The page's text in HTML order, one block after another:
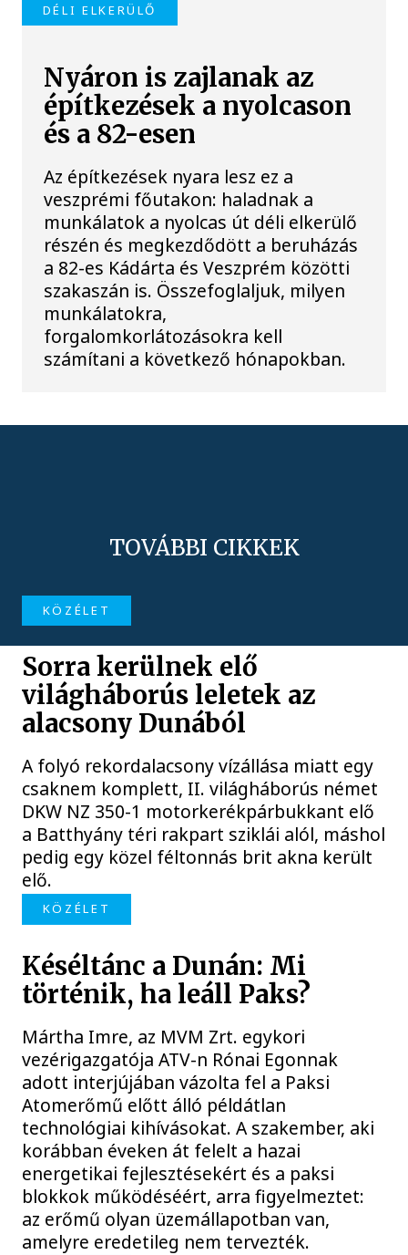
DÉLI ELKERÜLŐ
Nyáron is zajlanak az
építkezések a nyolcason
és a 82-esen
Az építkezések nyara lesz ez a
veszprémi főutakon: haladnak a
munkálatok a nyolcas út déli elkerülő
részén és megkezdődött a beruházás
a 82-es Kádárta és Veszprém közötti
szakaszán is. Összefoglaljuk, milyen
munkálatokra,
forgalomkorlátozásokra kell
számítani a következő hónapokban.
TOVÁBBI CIKKEK
KÖZÉLET
Sorra kerülnek elő
világháborús leletek az
alacsony Dunából
A folyó rekordalacsony vízállása miatt egy
csaknem komplett, II. világháborús német
DKW NZ 350-1 motorkerékpárbukkant elő
a Batthyány téri rakpart sziklái alól, máshol
pedig egy közel féltonnás brit akna került
elő.
KÖZÉLET
Késéltánc a Dunán: Mi
történik, ha leáll Paks?
Mártha Imre, az MVM Zrt. egykori
vezérigazgatója ATV-n Rónai Egonnak
adott interjújában vázolta fel a Paksi
Atomerőmű előtt álló példátlan
technológiai kihívásokat. A szakember, aki
korábban éveken át felelt a hazai
energetikai fejlesztésekért és a paksi
blokkok működéséért, arra figyelmeztet:
az erőmű olyan üzemállapotban van,
amelyre eredetileg nem tervezték.